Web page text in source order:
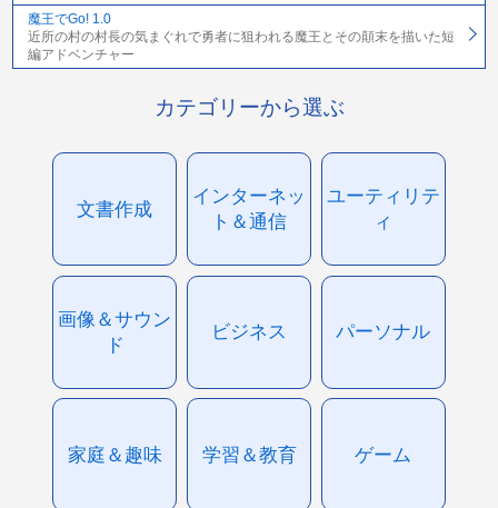
魔王でGo! 1.0
近所の村の村長の気まぐれで勇者に狙われる魔王とその顛末を描いた短
編アドベンチャー
カテゴリーから選ぶ
文書作成
インターネッ
ト＆通信
ユーティリテ
ィ
画像＆サウン
ド
ビジネス パーソナル
家庭＆趣味 学習＆教育 ゲーム